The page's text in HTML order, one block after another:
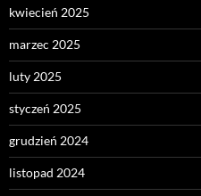
kwiecień 2025
marzec 2025
luty 2025
styczeń 2025
grudzień 2024
listopad 2024